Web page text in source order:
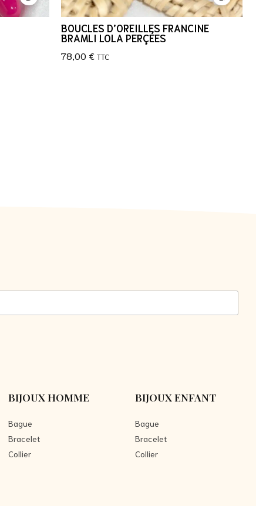
BOUCLES D’OREILLES FRANCINE
BRAMLI LOLA PERÇÉES
78,00 € TTC
BIJOUX HOMME
Bague
Bracelet
Collier
BIJOUX ENFANT
Bague
Bracelet
Collier